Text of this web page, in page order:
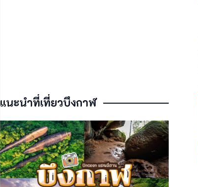
แนะนำที่เที่ยวบึงกาฬ